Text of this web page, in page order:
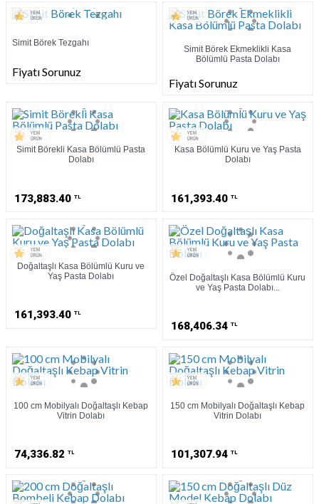
Simit Börek Tezgahı
Fiyatı Sorunuz
Simit Börek Ekmeklikli Kasa
Bölümlü Pasta Dolabı
Fiyatı Sorunuz
Simit Börekli Kasa Bölümlü Pasta
Dolabı
173,883.40 TL
Kasa Bölümlü Kuru ve Yaş Pasta
Dolabı
161,393.40 TL
Doğaltaşlı Kasa Bölümlü Kuru ve
Yaş Pasta Dolabı
161,393.40 TL
Özel Doğaltaşlı Kasa Bölümlü Kuru
ve Yaş Pasta Dolabı...
168,406.34 TL
100 cm Mobilyalı Doğaltaşlı Kebap
Vitrin Dolabı
74,336.82 TL
150 cm Mobilyalı Doğaltaşlı Kebap
Vitrin Dolabı
101,307.94 TL